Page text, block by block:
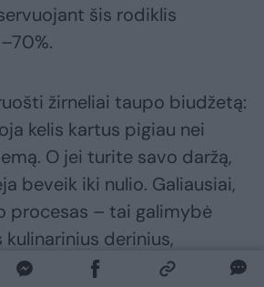
šis rodiklis
žirneliai taupo biudžetą:
kelis kartus pigiau nei
O jei turite savo daržą,
beveik iki nulio. Galiausiai,
procesas – tai galimybė
derinius,
žolelių, kitų daržovių ar